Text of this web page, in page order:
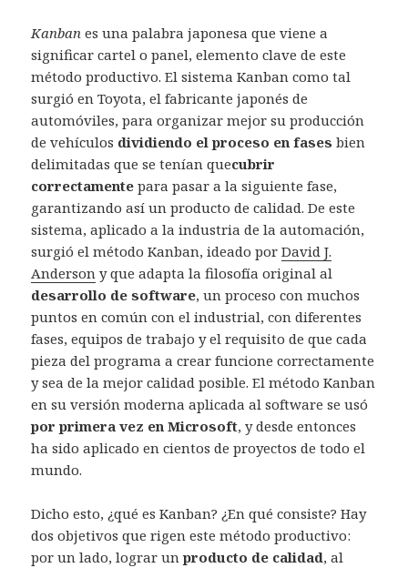
Kanban es una palabra japonesa que viene a
significar cartel o panel, elemento clave de este
método productivo. El sistema Kanban como tal
surgió en Toyota, el fabricante japonés de
automóviles, para organizar mejor su producción
de vehículos dividiendo el proceso en fases bien
delimitadas que se tenían quecubrir
correctamente para pasar a la siguiente fase,
garantizando así un producto de calidad. De este
sistema, aplicado a la industria de la automación,
surgió el método Kanban, ideado porDavid J.
Anderson y que adapta la filosofía original al
desarrollo de software, un proceso con muchos
puntos en común con el industrial, con diferentes
fases, equipos de trabajo y el requisito de que cada
pieza del programa a crear funcione correctamente
y sea de la mejor calidad posible. El método Kanban
en su versión moderna aplicada al software se usó
por primera vez en Microsoft, y desde entonces
ha sido aplicado en cientos de proyectos de todo el
mundo.
Dicho esto, ¿qué es Kanban? ¿En qué consiste? Hay
dos objetivos que rigen este método productivo:
por un lado, lograr unproducto de calidad, al